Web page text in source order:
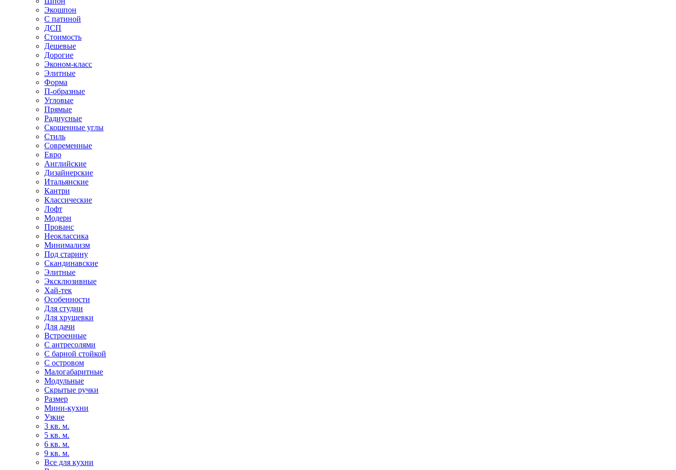
Экошпон
С патиной
ДСП
Стоимость
Дешевые
Дорогие
Эконом-класс
Элитные
Форма
П-образные
Угловые
Прямые
Радиусные
Скошенные углы
Стиль
Современные
Евро
Английские
Дизайнерские
Итальянские
Кантри
Классические
Лофт
Модерн
Прованс
Неоклассика
Минимализм
Под старину
Скандинавские
Элитные
Эксклюзивные
Хай-тек
Особенности
Для студии
Для хрущевки
Для дачи
Встроенные
С антресолями
С барной стойкой
С островом
Малогабаритные
Модульные
Скрытые ручки
Размер
Мини-кухни
Узкие
3 кв. м.
5 кв. м.
6 кв. м.
9 кв. м.
Все для кухни